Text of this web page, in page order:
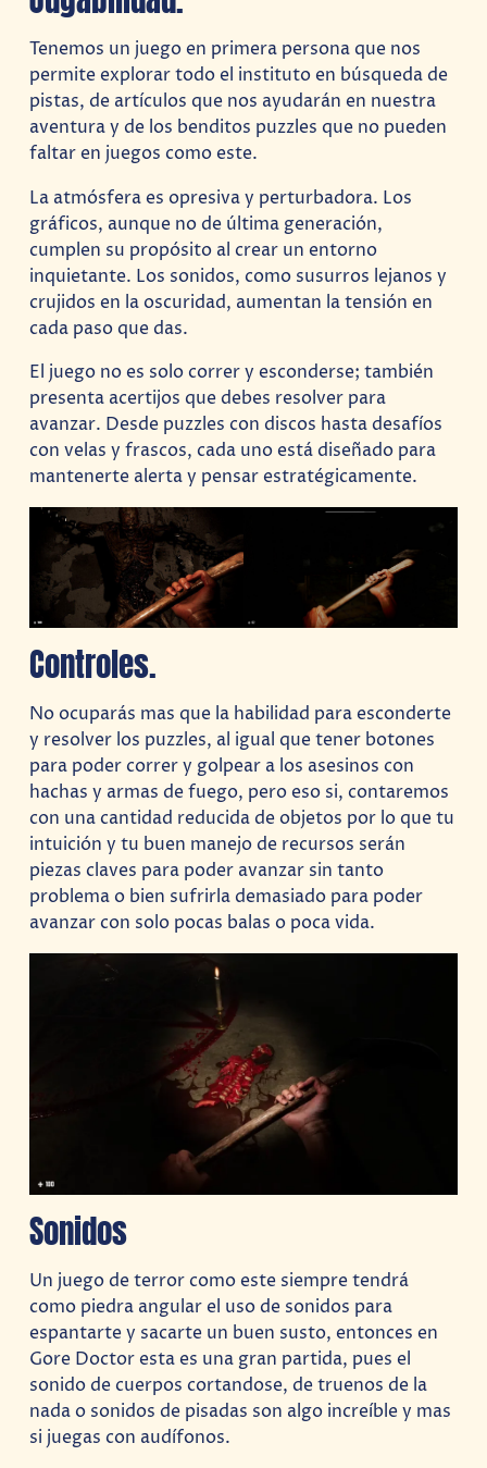
Tenemos un juego en primera persona que nos
permite explorar todo el instituto en búsqueda de
pistas, de artículos que nos ayudarán en nuestra
aventura y de los benditos puzzles que no pueden
faltar en juegos como este.
La atmósfera es opresiva y perturbadora. Los
gráficos, aunque no de última generación,
cumplen su propósito al crear un entorno
inquietante. Los sonidos, como susurros lejanos y
crujidos en la oscuridad, aumentan la tensión en
cada paso que das.
El juego no es solo correr y esconderse; también
presenta acertijos que debes resolver para
avanzar. Desde puzzles con discos hasta desafíos
con velas y frascos, cada uno está diseñado para
mantenerte alerta y pensar estratégicamente.
Controles.
No ocuparás mas que la habilidad para esconderte
y resolver los puzzles, al igual que tener botones
para poder correr y golpear a los asesinos con
hachas y armas de fuego, pero eso si, contaremos
con una cantidad reducida de objetos por lo que tu
intuición y tu buen manejo de recursos serán
piezas claves para poder avanzar sin tanto
problema o bien sufrirla demasiado para poder
avanzar con solo pocas balas o poca vida.
Sonidos
Un juego de terror como este siempre tendrá
como piedra angular el uso de sonidos para
espantarte y sacarte un buen susto, entonces en
Gore Doctor esta es una gran partida, pues el
sonido de cuerpos cortandose, de truenos de la
nada o sonidos de pisadas son algo increíble y mas
si juegas con audífonos.